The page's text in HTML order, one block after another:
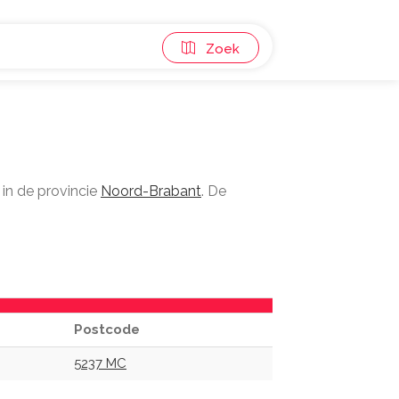
Zoek
de provincie Noord-Brabant. De
Postcode
5237 MC